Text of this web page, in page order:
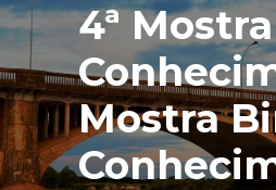
4ª
Mostra